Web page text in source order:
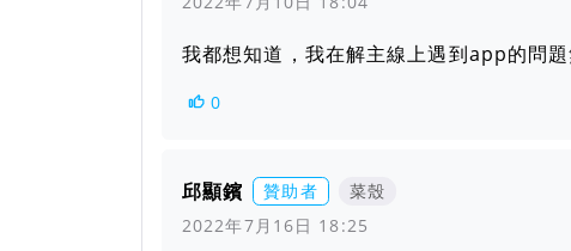
我都想知道，我在解主線上遇到app的問
0
邱顯鑌 贊助者
菜殼
2022年7月16日 18:25